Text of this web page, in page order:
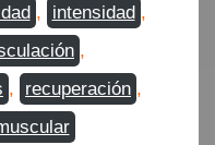
, intensidad ,
,
, recuperación ,